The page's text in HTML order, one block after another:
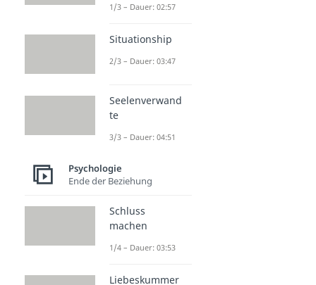
1/3 – Dauer: 02:57
Situationship
2/3 – Dauer: 03:47
Seelenverwand
te
3/3 – Dauer: 04:51
Psychologie
Ende der Beziehung
Schluss
machen
1/4 – Dauer: 03:53
Liebeskummer